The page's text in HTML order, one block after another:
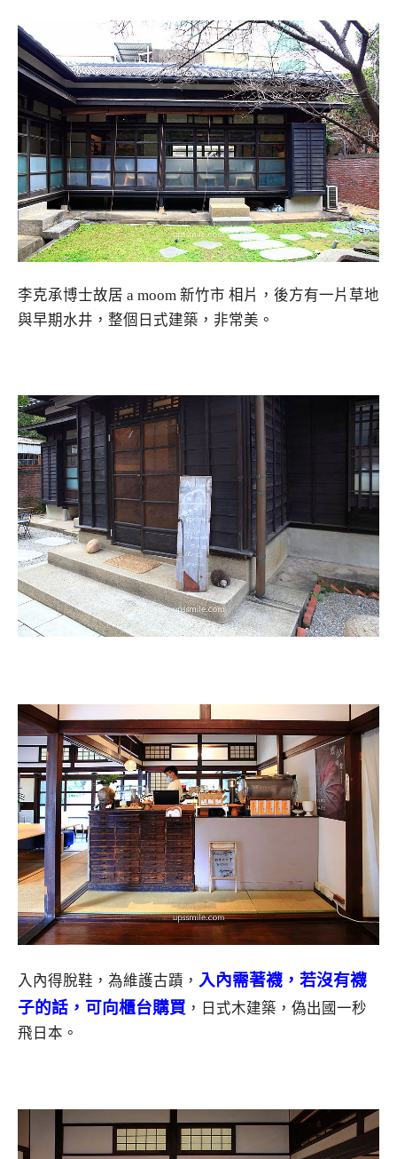
李克承博士故居 a moom 新竹市 相片，後方有一片草地
與早期水井，整個日式建築，非常美。
入內得脫鞋，為維護古蹟， 入內需著襪，若沒有襪
子的話，可向櫃台購買 ，日式木建築，偽出國一秒
飛日本。